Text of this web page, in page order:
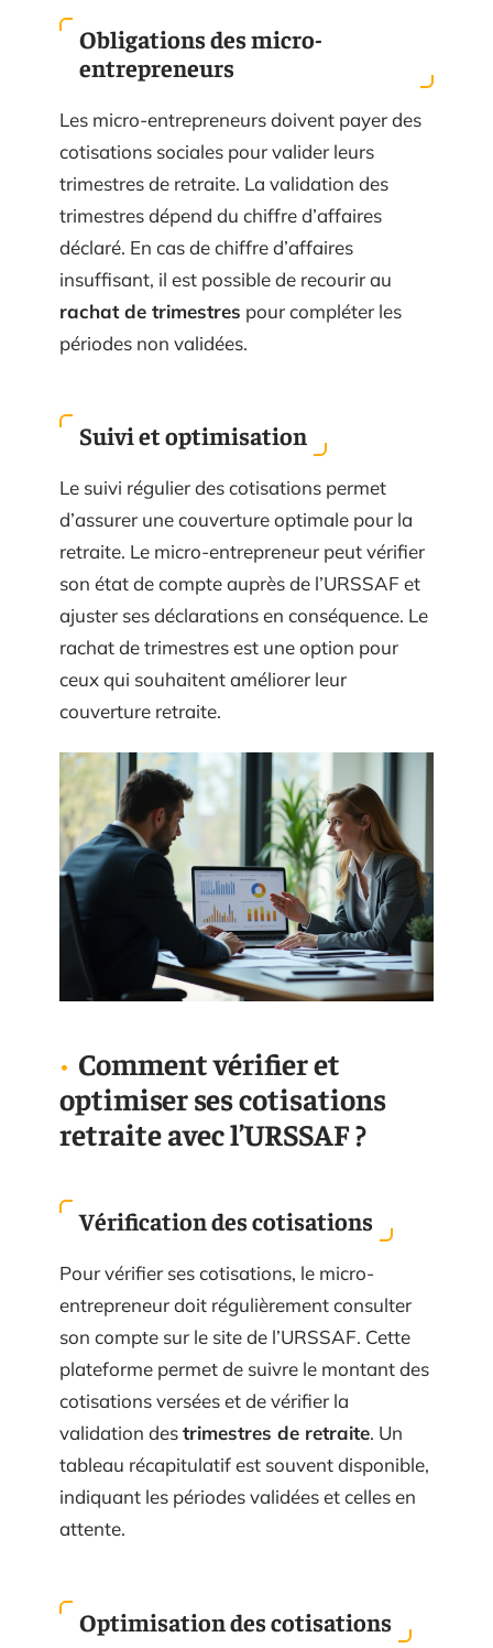
Obligations des micro-
entrepreneurs
Les micro-entrepreneurs doivent payer des
cotisations sociales pour valider leurs
trimestres de retraite. La validation des
trimestres dépend du chiffre d’affaires
déclaré. En cas de chiffre d’affaires
insuffisant, il est possible de recourir au
rachat de trimestres pour compléter les
périodes non validées.
Suivi et optimisation
Le suivi régulier des cotisations permet
d’assurer une couverture optimale pour la
retraite. Le micro-entrepreneur peut vérifier
son état de compte auprès de l’URSSAF et
ajuster ses déclarations en conséquence. Le
rachat de trimestres est une option pour
ceux qui souhaitent améliorer leur
couverture retraite.
Comment vérifier et
optimiser ses cotisations
retraite avec l’URSSAF ?
Vérification des cotisations
Pour vérifier ses cotisations, le micro-
entrepreneur doit régulièrement consulter
son compte sur le site de l’URSSAF. Cette
plateforme permet de suivre le montant des
cotisations versées et de vérifier la
validation destrimestres de retraite. Un
tableau récapitulatif est souvent disponible,
indiquant les périodes validées et celles en
attente.
Optimisation des cotisations